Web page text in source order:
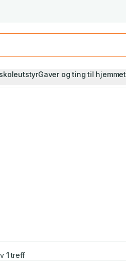
Gaver og ting til hjemmet
1 treff